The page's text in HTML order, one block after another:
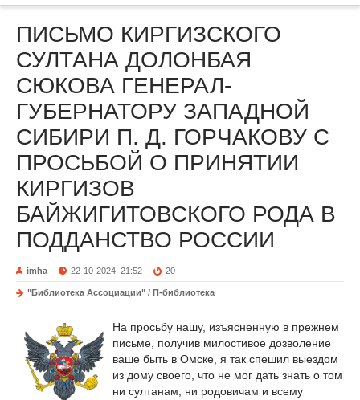
ПИСЬМО КИРГИЗСКОГО
СУЛТАНА ДОЛОНБАЯ
СЮКОВА ГЕНЕРАЛ-
ГУБЕРНАТОРУ ЗАПАДНОЙ
СИБИРИ П. Д. ГОРЧАКОВУ С
ПРОСЬБОЙ О ПРИНЯТИИ
КИРГИЗОВ
БАЙЖИГИТОВСКОГО РОДА В
ПОДДАНСТВО РОССИИ
imha 22-10-2024, 21:52 20
"Библиотека Ассоциации" / П-библиотека
На просьбу нашу, изъясненную в прежнем
письме, получив милостивое дозволение
ваше быть в Омске, я так спешил выездом
из дому своего, что не мог дать знать о том
ни султанам, ни родовичам и всему